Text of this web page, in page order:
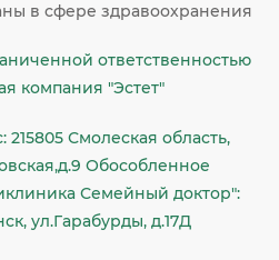
в сфере здравоохранения
ответственностью
компания "Эстет"
Смолеская область,
Обособленное
Семейный доктор":
ул.Гарабурды, д.17Д